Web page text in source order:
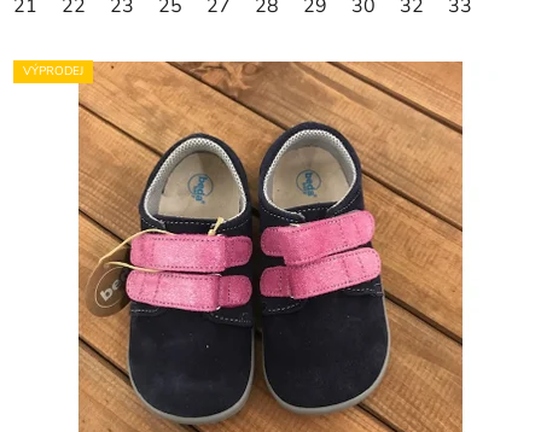
21 22 23 25 27 28 29 30 32 33
VÝPRODEJ